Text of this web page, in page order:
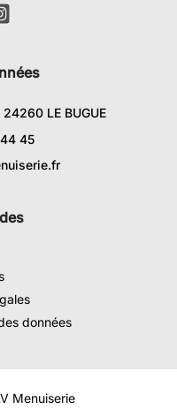
LE BUGUE
45
données
Menuiserie